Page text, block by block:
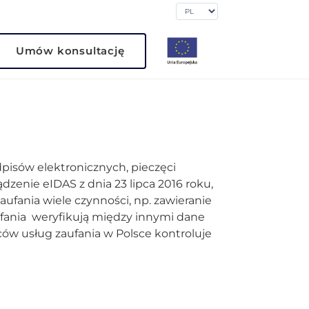
Umów konsultację
elektronicznych, pieczęci
eIDAS z dnia 23 lipca 2016 roku,
wiele czynności, np. zawieranie
weryfikują między innymi dane
usług zaufania w Polsce kontroluje